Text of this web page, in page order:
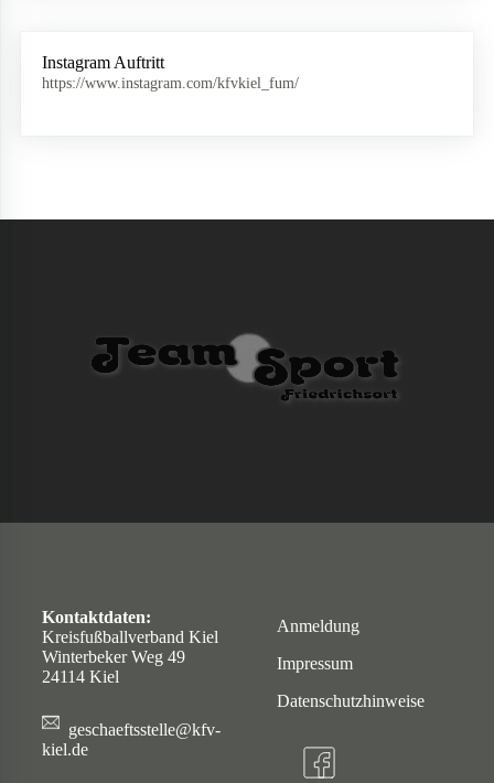
Instagram Auftritt
https://www.instagram.com/kfvkiel_fum/
Kontaktdaten:
Kreisfußballverband Kiel
Winterbeker Weg 49
24114 Kiel
geschaeftsstelle@kfv-
kiel.de
Anmeldung
Impressum
Datenschutzhinweise